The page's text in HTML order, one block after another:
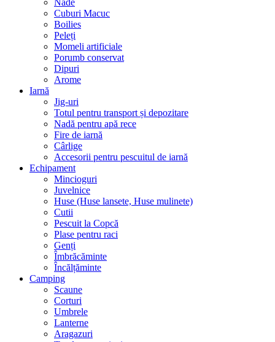
Cuburi Macuc
Boilies
Peleți
Momeli artificiale
Porumb conservat
Dipuri
Arome
Iarnă
Jig-uri
Totul pentru transport și depozitare
Nadă pentru apă rece
Fire de iarnă
Cârlige
Accesorii pentru pescuitul de iarnă
Echipament
Mincioguri
Juvelnice
Huse (Huse lansete, Huse mulinete)
Cutii
Pescuit la Copcă
Plase pentru raci
Genți
Îmbrăcăminte
Încălțăminte
Camping
Scaune
Corturi
Umbrele
Lanterne
Aragazuri